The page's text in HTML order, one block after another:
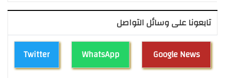
تابعونا على وسائل التواصل
Twitter WhatsApp Google News